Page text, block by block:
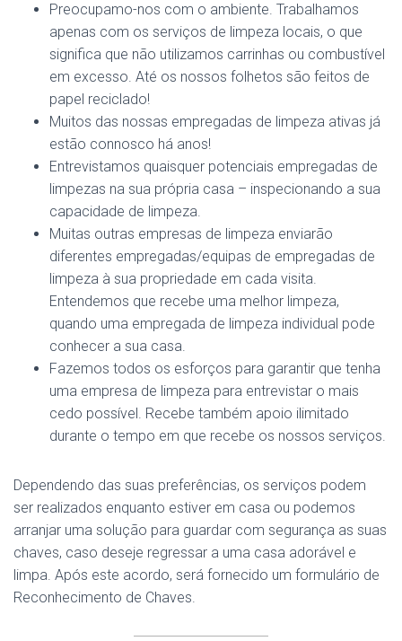
Preocupamo-nos com o ambiente. Trabalhamos
apenas com os serviços de limpeza locais, o que
significa que não utilizamos carrinhas ou combustível
em excesso. Até os nossos folhetos são feitos de
papel reciclado!
Muitos das nossas empregadas de limpeza ativas já
estão connosco há anos!
Entrevistamos quaisquer potenciais empregadas de
limpezas na sua própria casa – inspecionando a sua
capacidade de limpeza.
Muitas outras empresas de limpeza enviarão
diferentes empregadas/equipas de empregadas de
limpeza à sua propriedade em cada visita.
Entendemos que recebe uma melhor limpeza,
quando uma empregada de limpeza individual pode
conhecer a sua casa.
Fazemos todos os esforços para garantir que tenha
uma empresa de limpeza para entrevistar o mais
cedo possível. Recebe também apoio ilimitado
durante o tempo em que recebe os nossos serviços.
Dependendo das suas preferências, os serviços podem
ser realizados enquanto estiver em casa ou podemos
arranjar uma solução para guardar com segurança as suas
chaves, caso deseje regressar a uma casa adorável e
limpa. Após este acordo, será fornecido um formulário de
Reconhecimento de Chaves.